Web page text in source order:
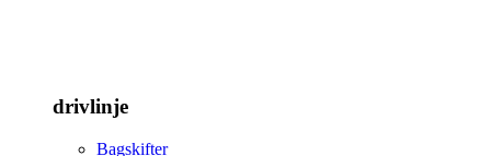
drivlinje
Bagskifter